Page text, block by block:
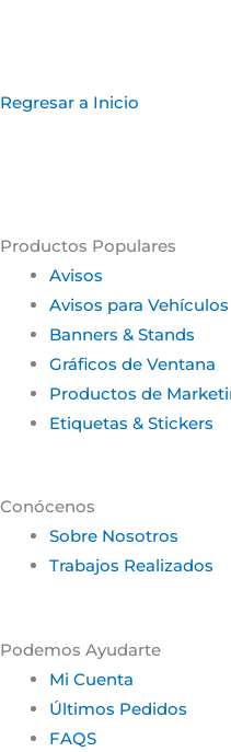
Regresar a Inicio
Productos Populares
Avisos
Avisos para Vehículos
Banners & Stands
Gráficos de Ventana
Productos de
Etiquetas & Stickers
Conócenos
Sobre Nosotros
Trabajos Realizados
Podemos Ayudarte
Mi Cuenta
Últimos Pedidos
FAQS